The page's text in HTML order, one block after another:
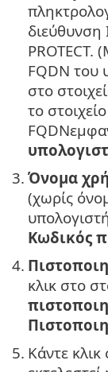
διεύθυνση
PROTECT.
FQDN του
στο
το στοιχείο
3. Όνομα
(χωρίς
Κωδικός
4.
κλικ στο
5. Κάντε κλικ